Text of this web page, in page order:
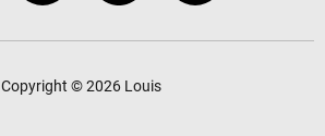
Copyright © 2026 Louis